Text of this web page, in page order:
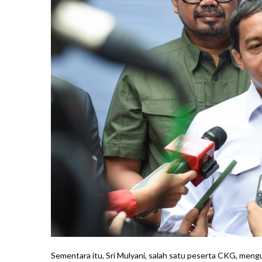
Sementara itu, Sri Mulyani, salah satu peserta CKG,